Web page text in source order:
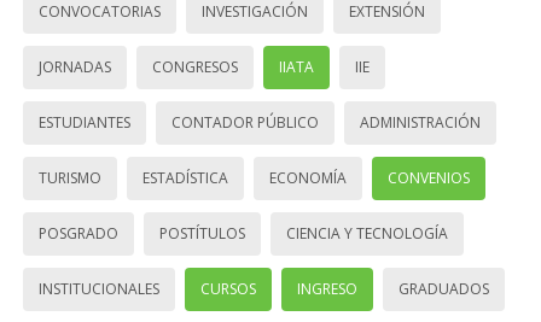
CONVOCATORIAS INVESTIGACIÓN EXTENSIÓN
JORNADAS CONGRESOS IIATA IIE
ESTUDIANTES CONTADOR PÚBLICO ADMINISTRACIÓN
TURISMO ESTADÍSTICA ECONOMÍA CONVENIOS
POSGRADO POSTÍTULOS CIENCIA Y TECNOLOGÍA
INSTITUCIONALES CURSOS INGRESO GRADUADOS